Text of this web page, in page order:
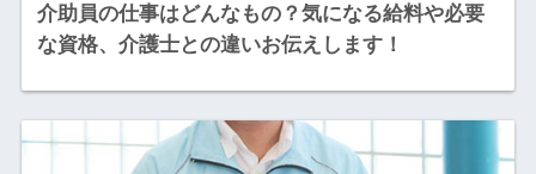
介助員の仕事はどんなもの？気になる給料や必要
な資格、介護士との違いお伝えします！